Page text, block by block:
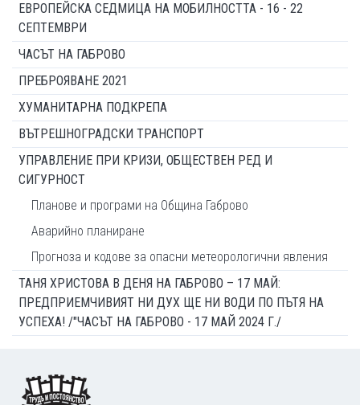
ЕВРОПЕЙСКА СЕДМИЦА НА МОБИЛНОСТТА - 16 - 22
СЕПТЕМВРИ
ЧАСЪТ НА ГАБРОВО
ПРЕБРОЯВАНЕ 2021
ХУМАНИТАРНА ПОДКРЕПА
ВЪТРЕШНОГРАДСКИ ТРАНСПОРТ
УПРАВЛЕНИЕ ПРИ КРИЗИ, ОБЩЕСТВЕН РЕД И
СИГУРНОСТ
Планове и програми на Община Габрово
Аварийно планиране
Прогноза и кодове за опасни метеорологични явления
ТАНЯ ХРИСТОВА В ДЕНЯ НА ГАБРОВО – 17 МАЙ:
ПРЕДПРИЕМЧИВИЯТ НИ ДУХ ЩЕ НИ ВОДИ ПО ПЪТЯ НА
УСПЕХА! /"ЧАСЪТ НА ГАБРОВО - 17 МАЙ 2024 Г./
Footer